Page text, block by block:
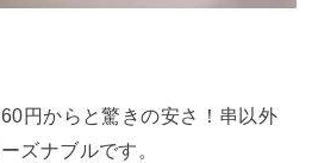
円からと驚きの安さ！串以外
ズナブルです。